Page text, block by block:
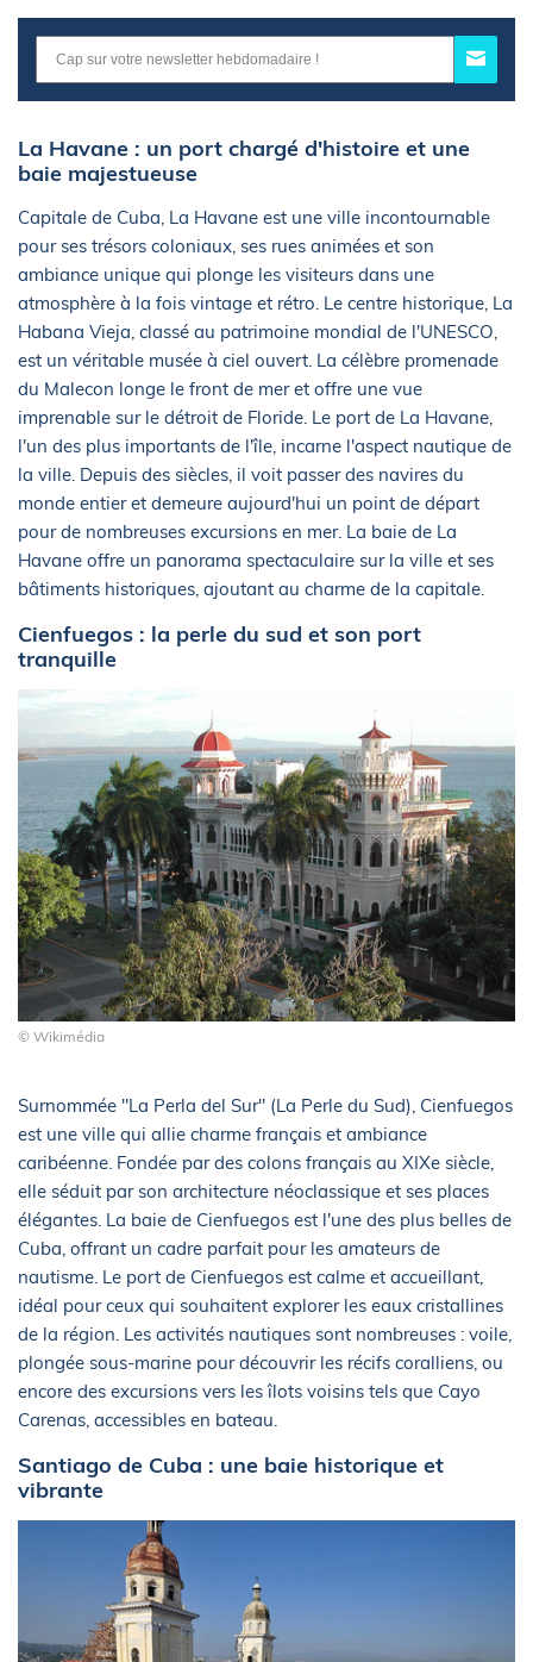
La Havane : un port chargé d'histoire et une
baie majestueuse
Capitale de Cuba, La Havane est une ville incontournable
pour ses trésors coloniaux, ses rues animées et son
ambiance unique qui plonge les visiteurs dans une
atmosphère à la fois vintage et rétro. Le centre historique, La
Habana Vieja, classé au patrimoine mondial de l'UNESCO,
est un véritable musée à ciel ouvert. La célèbre promenade
du Malecon longe le front de mer et offre une vue
imprenable sur le détroit de Floride. Le port de La Havane,
l'un des plus importants de l'île, incarne l'aspect nautique de
la ville. Depuis des siècles, il voit passer des navires du
monde entier et demeure aujourd'hui un point de départ
pour de nombreuses excursions en mer. La baie de La
Havane offre un panorama spectaculaire sur la ville et ses
bâtiments historiques, ajoutant au charme de la capitale.
Cienfuegos : la perle du sud et son port
tranquille
© Wikimédia
Surnommée "La Perla del Sur" (La Perle du Sud), Cienfuegos
est une ville qui allie charme français et ambiance
caribéenne. Fondée par des colons français au XIXe siècle,
elle séduit par son architecture néoclassique et ses places
élégantes. La baie de Cienfuegos est l'une des plus belles de
Cuba, offrant un cadre parfait pour les amateurs de
nautisme. Le port de Cienfuegos est calme et accueillant,
idéal pour ceux qui souhaitent explorer les eaux cristallines
de la région. Les activités nautiques sont nombreuses : voile,
plongée sous-marine pour découvrir les récifs coralliens, ou
encore des excursions vers les îlots voisins tels que Cayo
Carenas, accessibles en bateau.
Santiago de Cuba : une baie historique et
vibrante